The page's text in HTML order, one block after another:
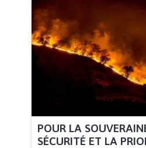
POUR LA
SÉCURITÉ ET LA